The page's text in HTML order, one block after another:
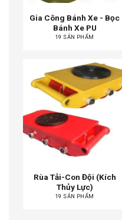
Gia Công Bánh Xe - Bọc
Bánh Xe PU
19 SẢN PHẨM
Rùa Tải-Con Đội (Kích
Thủy Lực)
19 SẢN PHẨM